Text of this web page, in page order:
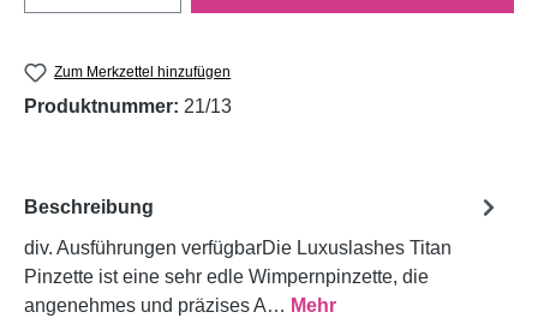
Zum Merkzettel hinzufügen
Produktnummer: 21/13
Beschreibung
div. Ausführungen verfügbarDie Luxuslashes Titan
Pinzette ist eine sehr edle Wimpernpinzette, die
angenehmes und präzises A… Mehr